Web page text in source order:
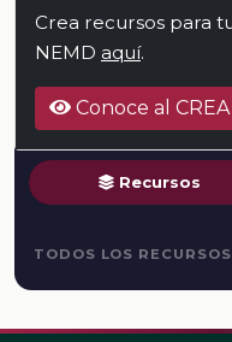
Crea recursos para
NEMD aquí.
Conoce al CREA
Recursos
TODOS LOS RECURSOS